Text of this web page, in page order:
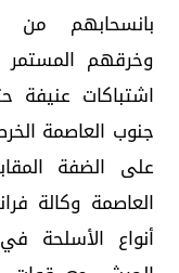
بانسحابهم من
وخرقهم
اشتباكات
جنوب العاصمة
على الضفة
العاصمة وكالة
أنواع الأسلحة